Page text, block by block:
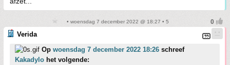
• woensdag 7 december 2022 @ 18:27 • 5
Verida
Op woensdag 7 december 2022 18:26 schreef
Kakadylo het volgende: